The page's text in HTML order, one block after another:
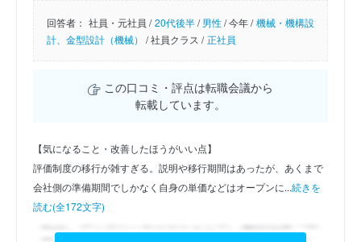
回答者： 社員・元社員 / 20代後半/男性/今年 / 機械・機構設
計、金型設計（機械） /社員クラス / 正社員
この口コミ・評点は転職会議から
転載しています。
【気になること・改善したほうがいい点】
評価制度の移行が雑すぎる。説明や移行期間はあったが、あくまで
会社側の準備期間でしかなく自身の単価などはオープンに...続きを
読む(全172文字)